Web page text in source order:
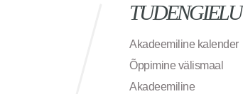
TUDENGIELU
Akadeemiline kalender
Õppimine välismaal
Akadeemiline